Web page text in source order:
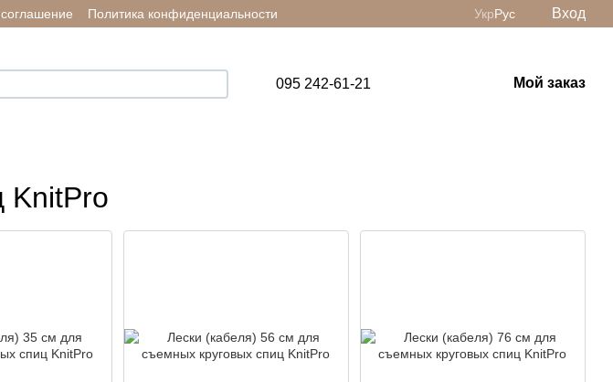
Политика конфиденциальности
УкрРус Вход
095 242-61-21 Мой заказ
KnitPro